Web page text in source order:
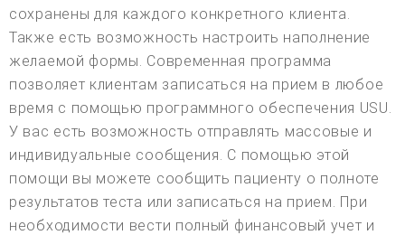
сохранены для каждого конкретного клиента.
Также есть возможность настроить наполнение
желаемой формы. Современная программа
позволяет клиентам записаться на прием в любое
время с помощью программного обеспечения USU.
У вас есть возможность отправлять массовые и
индивидуальные сообщения. С помощью этой
помощи вы можете сообщить пациенту о полноте
результатов теста или записаться на прием. При
необходимости вести полный финансовый учет и